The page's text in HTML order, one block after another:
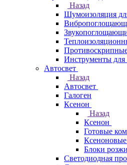
Назад
Шумоизоляция
Инструменты
Автосвет
Назад
Автосвет
Галоген
Ксенон
Назад
Ксенон
Готовые
Блоки
Светодиодная